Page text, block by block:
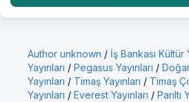
Author unknown / İş Bankası Kültür
Yayınları / Pegasus Yayınları /
Yayınları / Timaş Yayınları / Timaş
Yayınları / Everest Yayınları / Parıltı